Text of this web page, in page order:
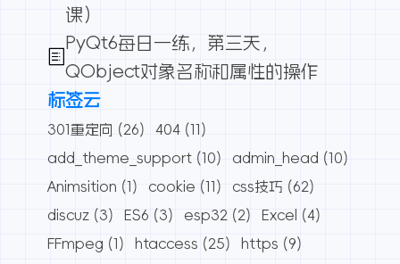
课）
PyQt6每日一练，第三天，
QObject对象名称和属性的操作
标签云
301重定向 (26) 404 (11)
add_theme_support (10) admin_head (10)
Animsition (1) cookie (11) css技巧 (62)
discuz (3) ES6 (3) esp32 (2) Excel
(4)
FFmpeg (1) htaccess (25) https (9)